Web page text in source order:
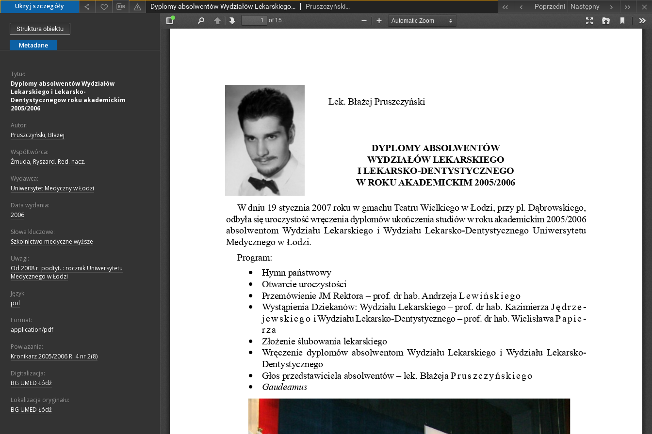
Ukryj szczegóły Dyplomy absolwentów Wydziałów Lekarskiego i Lekarsko-Dentystycznegow roku akademickim 2005/2006 Pruszczyński, Błażej Poprzedni Następny
Struktura obiektu
Metadane
Tytuł:
Dyplomy absolwentów Wydziałów
Lekarskiego i Lekarsko-
Dentystycznegow roku akademickim
2005/2006
Autor:
Pruszczyński, Błażej
Współtwórca:
Żmuda, Ryszard. Red. nacz.
Wydawca:
Uniwersytet Medyczny w Łodzi
Data wydania:
2006
Słowa kluczowe:
Szkolnictwo medyczne wyższe
Uwagi:
Od 2008 r. podtyt. : rocznik Uniwersytetu
Medycznego w Łodzi
Język:
pol
Format:
application/pdf
Powiązania:
Kronikarz 2005/2006 R. 4 nr 2(8)
Digitalizacja:
BG UMED Łódź
Lokalizacja oryginału:
BG UMED Łódź